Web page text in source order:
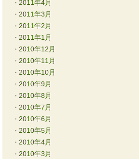
2011年4月
2011年3月
2011年2月
2011年1月
2010年12月
2010年11月
2010年10月
2010年9月
2010年8月
2010年7月
2010年6月
2010年5月
2010年4月
2010年3月